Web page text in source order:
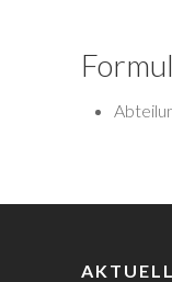
AKTUELL